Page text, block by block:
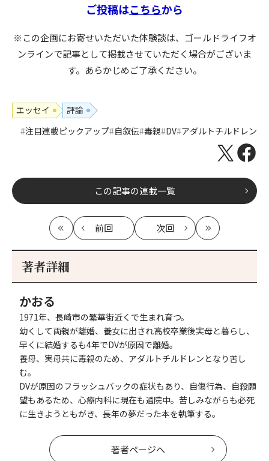
ご投稿はこちらから
※この企画にお寄せいただいた体験談は、ゴールドライフオ
ンラインで記事として掲載させていただく場合がございま
す。あらかじめご了承ください。
エッセイ
評論
注目連載ピックアップ 自叙伝 毒親 DV アダルトチルドレン
この記事の連載一覧
最
初
前回
記
次回
記
最
新
著者詳細
かおる
1971年、長崎市の繁華街近くで生まれ育つ。
幼くして両親が離婚、養女に出され高校卒業後実母と暮らし、
早くに結婚するも4年でDVが原因で離婚。
養母、実母共に毒親のため、アダルトチルドレンとなり苦し
む。
DVが原因のフラッシュバックの症状もあり、自傷行為、自殺願
望もあるため、心療内科に現在も通院中。苦しみながらも必死
に生きようともがき、長年の夢だった本を執筆する。
著者ページへ